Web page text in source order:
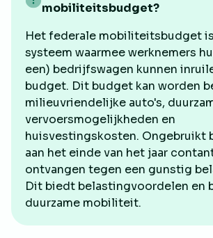
mobiliteitsbudget?
Het federale mobiliteitsbudget
systeem waarmee werknemers
een) bedrijfswagen kunnen
budget. Dit budget kan worden
milieuvriendelijke auto's,
vervoersmogelijkheden en
huisvestingskosten. Ongebruikt
aan het einde van het jaar
ontvangen tegen een gunstig
Dit biedt belastingvoordelen en
duurzame mobiliteit.